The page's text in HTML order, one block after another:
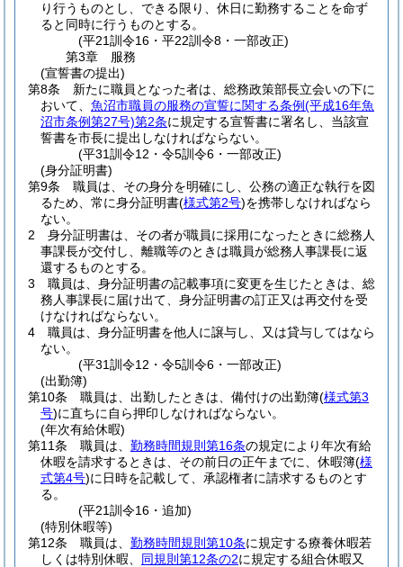
り行うものとし、できる限り、休日に勤務することを命ず
ると同時に行うものとする。
(平21訓令16・平22訓令8・一部改正)
第3章
服務
(宣誓書の提出)
第8条
新たに職員となった者は、総務政策部長立会いの下に
おいて、 魚沼市職員の服務の宣誓に関する条例(平成16年魚
沼市条例第27号)第2条に規定する宣誓書に署名し、当該宣
誓書を市長に提出しなければならない。
(平31訓令12・令5訓令6・一部改正)
(身分証明書)
第9条
職員は、その身分を明確にし、公務の適正な執行を図
るため、常に身分証明書(様式第2号)を携帯しなければなら
ない。
2
身分証明書は、その者が職員に採用になったときに総務人
事課長が交付し、離職等のときは職員が総務人事課長に返
還するものとする。
3
職員は、身分証明書の記載事項に変更を生じたときは、総
務人事課長に届け出て、身分証明書の訂正又は再交付を受
けなければならない。
4
職員は、身分証明書を他人に譲与し、又は貸与してはなら
ない。
(平31訓令12・令5訓令6・一部改正)
(出勤簿)
第10条
職員は、出勤したときは、備付けの出勤簿(様式第3
号)に直ちに自ら押印しなければならない。
(年次有給休暇)
第11条
職員は、 勤務時間規則第16条の規定により年次有給
休暇を請求するときは、その前日の正午までに、休暇簿(様
式第4号)に日時を記載して、承認権者に請求するものとす
る。
(平21訓令16・追加)
(特別休暇等)
第12条
職員は、 勤務時間規則第10条に規定する療養休暇若
しくは特別休暇、 同規則第12条の2に規定する組合休暇又